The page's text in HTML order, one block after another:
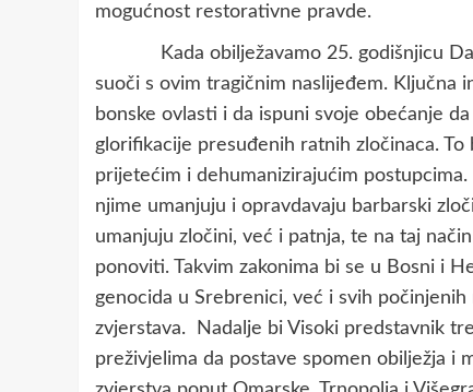
mogućnost restorativne pravde.
Kada obilježavamo 25. godišnjicu
suoči s ovim tragičnim naslijeđem. Ključna
bonske ovlasti i da ispuni svoje obećanje
glorifikacije presuđenih ratnih zločinaca.
prijetećim i dehumanizirajućim
njime umanjuju i opravdavaju barbarski
umanjuju zločini, već i patnja, te na taj
ponoviti. Takvim zakonima bi se u Bosni i
genocida u Srebrenici, već i svih
zvjerstava. Nadalje bi Visoki predstavnik
preživjelima da postave spomen obilježja i